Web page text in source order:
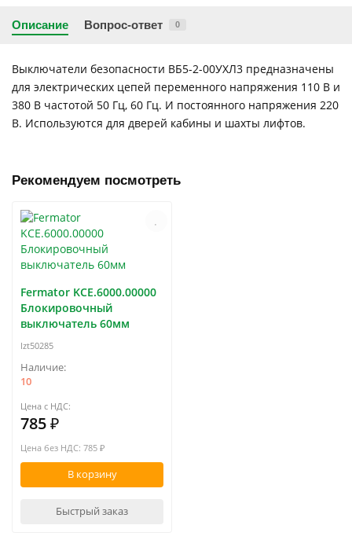
Описание Вопрос-ответ 0
Выключатели безопасности ВБ5-2-00УХЛ3 предназначены
для электрических цепей переменного напряжения 110 В и
380 В частотой 50 Гц, 60 Гц. И постоянного напряжения 220
В. Используются для дверей кабины и шахты лифтов.
Рекомендуем посмотреть
Fermator KCE.6000.00000
Блокировочный
выключатель 60мм
lzt50285
10
Цена с НДС:
785 ₽
Цена без НДС: 785 ₽
В корзину
Быстрый заказ